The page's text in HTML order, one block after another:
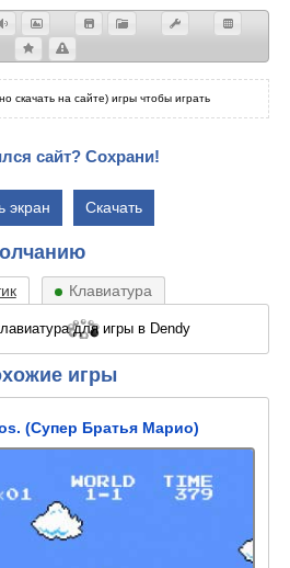
скачать на сайте) игры чтобы играть
сайт? Сохрани!
экран Скачать
Клавиатура
игры
(Супер Братья Марио)